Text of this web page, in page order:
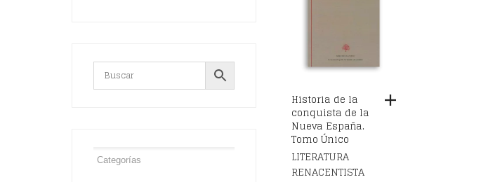
Historia de la
conquista de la
Nueva España.
Tomo Único
LITERATURA
RENACENTISTA